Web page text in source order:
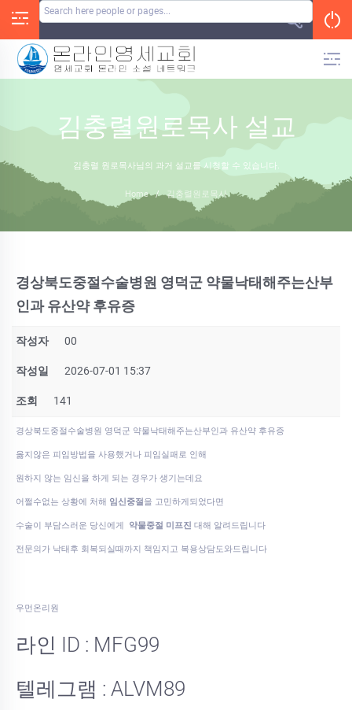
김충렬원로목사 설교
김충렬 원로목사님의 과거 설교를 시청할 수 있습니다.
Home / 김충렬원로목사
경상북도중절수술병원 영덕군 약물낙태해주는산부
인과 유산약 후유증
작성자 00
작성일 2026-07-01 15:37
조회 141
경상북도중절수술병원 영덕군 약물낙태해주는산부인과 유산약 후유증
옳지않은 피임방법을 사용했거나 피임실패로 인해
원하지 않는 임신을 하게 되는 경우가 생기는데요
어쩔수없는 상황에 처해 임신중절을 고민하게되었다면
수술이 부담스러운 당신에게 약물중절 미프진 대해 알려드립니다
전문의가 낙태후 회복되실때까지 책임지고 복용상담도와드립니다
우먼온리원
라인 ID : MFG99
텔레그램 : ALVM89